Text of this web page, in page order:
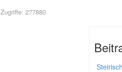
Zugriffe: 277880